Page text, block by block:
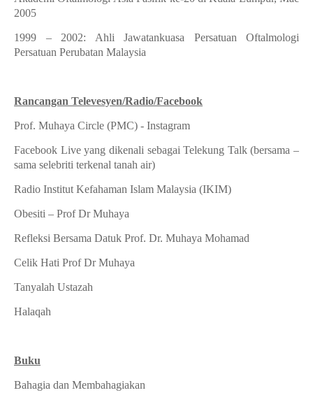
2005
1999 – 2002: Ahli Jawatankuasa Persatuan Oftalmologi
Persatuan Perubatan Malaysia
Rancangan Televesyen/Radio/Facebook
Prof. Muhaya Circle (PMC) - Instagram
Facebook Live yang dikenali sebagai Telekung Talk (bersama –
sama selebriti terkenal tanah air)
Radio Institut Kefahaman Islam Malaysia (IKIM)
Obesiti – Prof Dr Muhaya
Refleksi Bersama Datuk Prof. Dr. Muhaya Mohamad
Celik Hati Prof Dr Muhaya
Tanyalah Ustazah
Halaqah
Buku
Bahagia dan Membahagiakan